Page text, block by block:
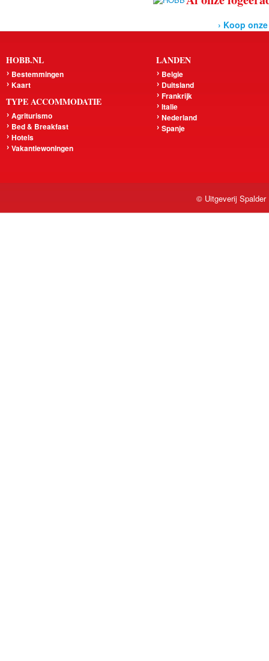
› Koop
HOBB.NL
Bestemmingen
Kaart
TYPE ACCOMMODATIE
Agriturismo
Bed & Breakfast
Hotels
Vakantiewoningen
LANDEN
Belgie
Duitsland
Frankrijk
Italie
Nederland
Spanje
© Uitgeverij